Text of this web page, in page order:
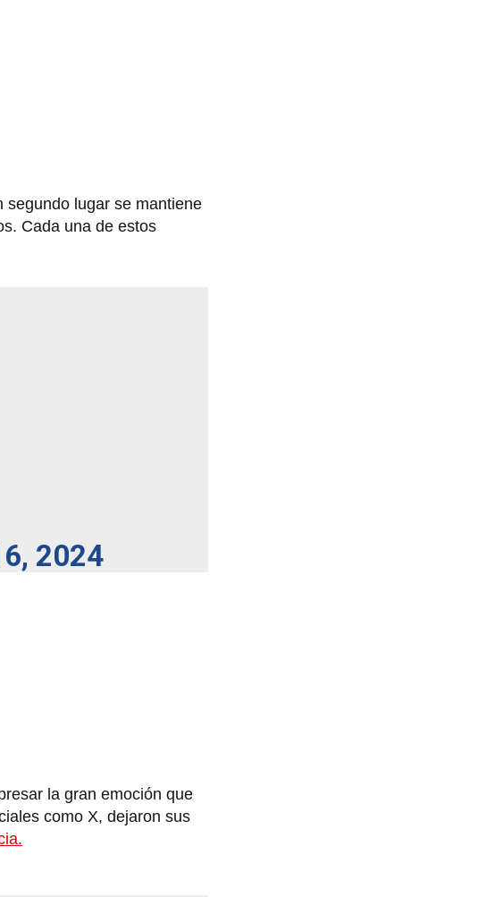
segundo lugar se mantiene
Cada una de estos
2024
la gran emoción que
como X, dejaron sus